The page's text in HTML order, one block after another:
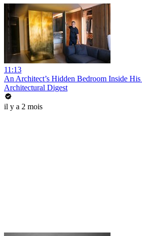
11:13
An Architect’s Hidden Bedroom Inside
Architectural Digest
il y a 2 mois